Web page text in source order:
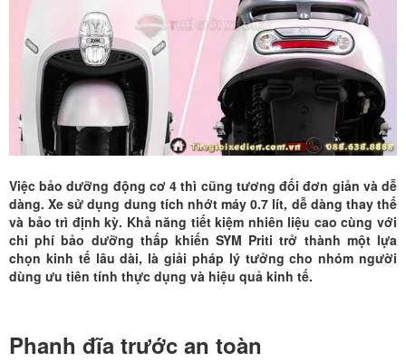
Việc bảo dưỡng động cơ 4 thì cũng tương đối đơn giản và dễ
dàng. Xe sử dụng dung tích nhớt máy 0.7 lít, dễ dàng thay thế
và bảo trì định kỳ. Khả năng tiết kiệm nhiên liệu cao cùng với
chi phí bảo dưỡng thấp khiến SYM Priti trở thành một lựa
chọn kinh tế lâu dài, là giải pháp lý tưởng cho nhóm người
dùng ưu tiên tính thực dụng và hiệu quả kinh tế.
Phanh đĩa trước an toàn